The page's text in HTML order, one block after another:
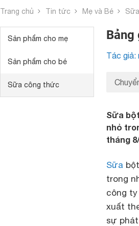
Trang chủ Tin tức Mẹ và Bé
Sản phẩm cho mẹ
Sản phẩm cho bé
Sữa công thức
Bảng
Tác giả:
Sữa
nhỏ
tháng
Sữa
trong
công ty
xuất
sự